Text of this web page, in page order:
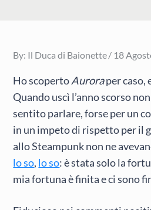
By: Il Duca di Baionette Posted
18
Ho scopertoAuroraper caso,
Quando uscì l’anno scorso
sentito parlare, forse per un
in un impeto di rispetto per il
allo Steampunk non ne
lo so, lo so: è stata solo la
mia fortuna è finita e ci sono